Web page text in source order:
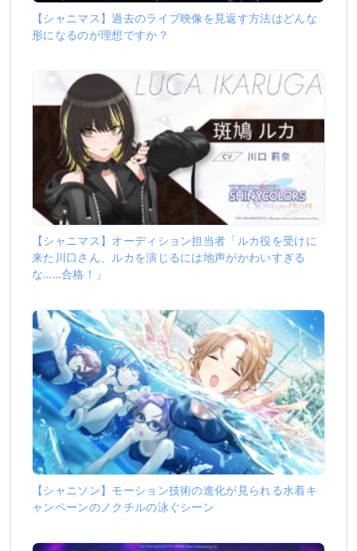
【シャニマス】過去のライブ映像を見返す方法はどんな
形になるのが理想ですか？
【シャニマス】オーディション担当者「ルカ役を受けに
来た川口さん、ルカを演じるには地声がかわいすぎる
な……合格！」
【シャニソン】モーション技術の進化が見られる水着キ
ャンペーンのノクチルの泳ぐシーン